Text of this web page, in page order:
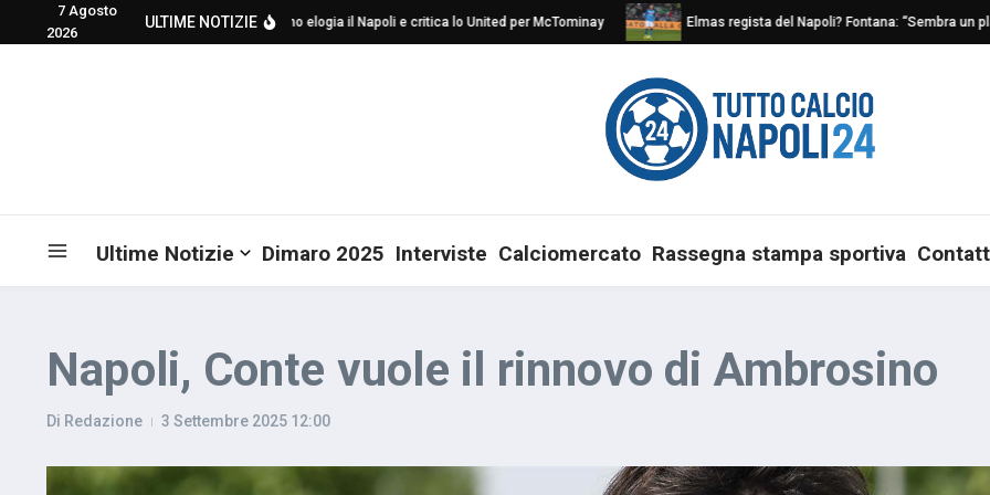
Salta al contenuto
7 Agosto
2026
ULTIME NOTIZIEMourinho elogia il Napoli e critica lo United per McTominay Elmas regista del Napoli? Fontana: “Sembra un play
Ultime Notizie Dimaro 2025 Interviste Calciomercato Rassegna stampa sportiva
Napoli, Conte vuole il rinnovo di Ambrosino
Di Redazione 3 Settembre 2025 12:00